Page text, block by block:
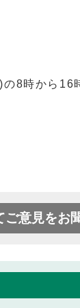
の8時から16
ご意見をお